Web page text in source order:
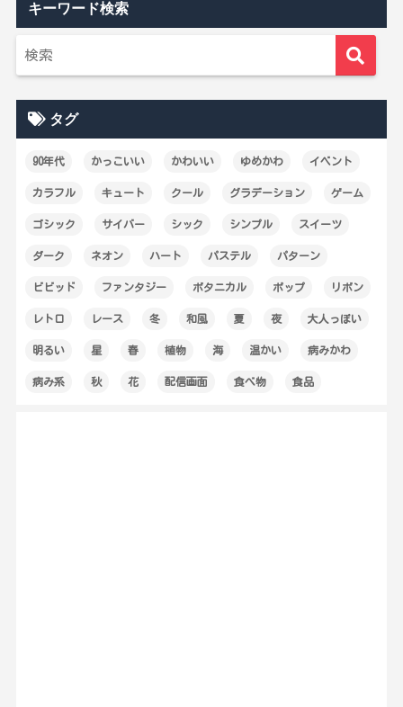
キーワード検索
タグ
90年代 かっこいい かわいい ゆめかわ イベント
カラフル キュート クール グラデーション ゲーム
ゴシック サイバー シック シンプル スイーツ
ダーク ネオン ハート パステル パターン
ビビッド ファンタジー ボタニカル ポップ リボン
レトロ レース 冬 和風 夏 夜 大人っぽい
明るい 星 春 植物 海 温かい 病みかわ
病み系 秋 花 配信画面 食べ物 食品